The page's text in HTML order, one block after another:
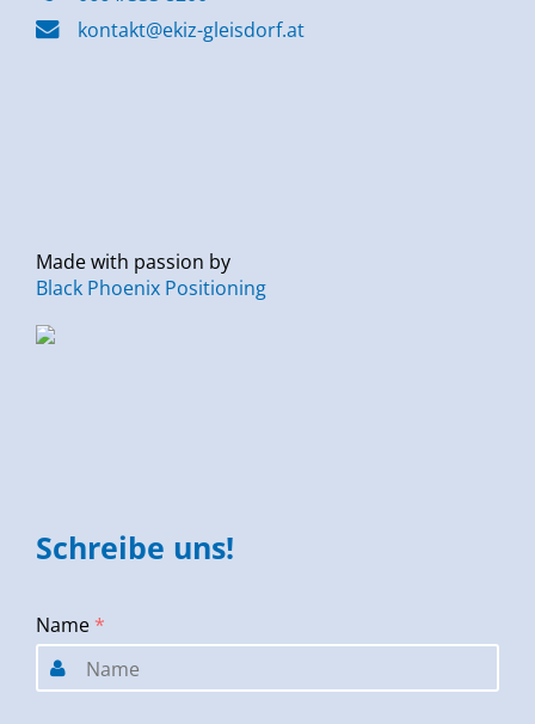
kontakt@ekiz-gleisdorf.at
Made with passion by
Black Phoenix Positioning
Schreibe uns!
Name *